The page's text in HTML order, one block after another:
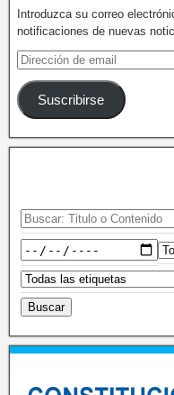
Introduzca su correo
notificaciones de nuevas
Suscribirse